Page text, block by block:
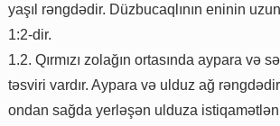
yaşıl rəngdədir. Düzbucaqlının eninin
1:2-dir.
1.2. Qırmızı zolağın ortasında aypara və
təsviri vardır. Aypara və ulduz ağ
ondan sağda yerləşən ulduza